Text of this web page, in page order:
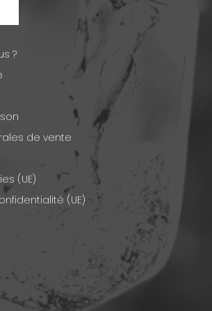
?
de vente
(UE)
(UE)